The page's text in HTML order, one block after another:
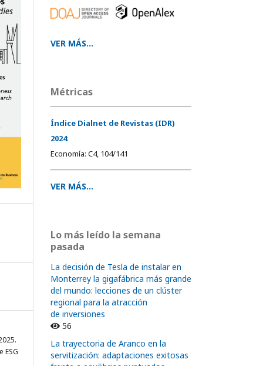
ESG
VER MÁS...
Métricas
Índice Dialnet de Revistas (IDR)
2024:
Economía: C4, 104/141
VER MÁS...
Lo más leído la semana
pasada
La decisión de Tesla de instalar en
Monterrey la gigafábrica más grande
del mundo: lecciones de un clúster
regional para la atracción
de inversiones
56
La trayectoria de Aranco en la
servitización: adaptaciones exitosas